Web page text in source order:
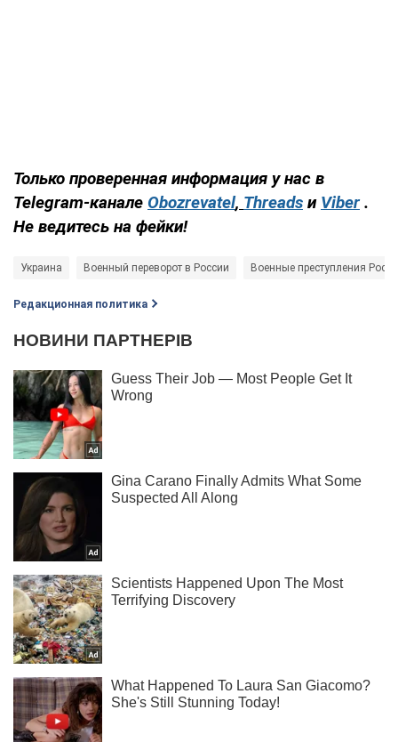
Только проверенная информация у нас в
Telegram-канале Obozrevatel, Threads и Viber .
Не ведитесь на фейки!
Украина Военный переворот в России Военные преступления
Редакционная политика